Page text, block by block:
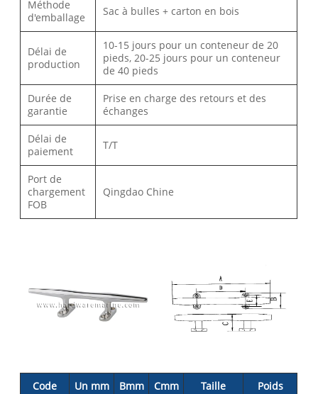
Méthode
d'emballage
Sac à bulles + carton en bois
Délai de
production
10-15 jours pour un conteneur de 20
pieds, 20-25 jours pour un conteneur
de 40 pieds
Durée de
garantie
Prise en charge des retours et des
échanges
Délai de
paiement
T/T
Port de
chargement
FOB
Qingdao Chine
Code Un mm Bmm Cmm Taille Poids